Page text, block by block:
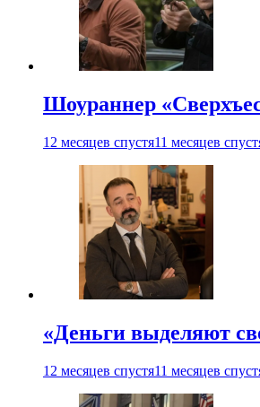
Шоураннер
12 месяцев спустя11 месяцев
«Деньги выделяют
12 месяцев спустя11 месяцев